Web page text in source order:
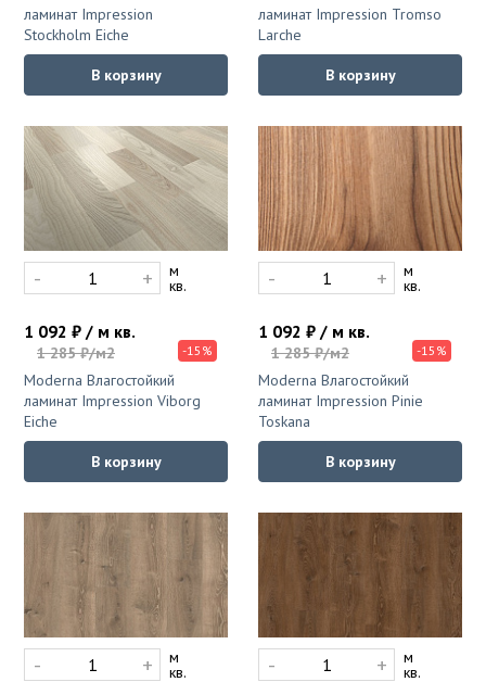
ламинат Impression
Stockholm Eiche
В корзину
ламинат Impression Tromso
Larche
В корзину
1 092 ₽ / м кв.
1 285 ₽/м2 -15%
Moderna Влагостойкий
ламинат Impression Viborg
Eiche
- + м
кв.
В корзину
1 092 ₽ / м кв.
1 285 ₽/м2 -15%
Moderna Влагостойкий
ламинат Impression Pinie
Toskana
- + м
кв.
В корзину
- + м
кв. - + м
кв.